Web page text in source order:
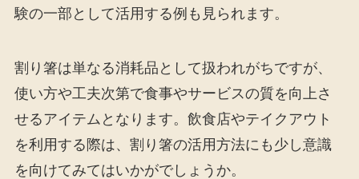
験の一部として活用する例も見られます。
割り箸は単なる消耗品として扱われがちですが、
使い方や工夫次第で食事やサービスの質を向上さ
せるアイテムとなります。飲食店やテイクアウト
を利用する際は、割り箸の活用方法にも少し意識
を向けてみてはいかがでしょうか。